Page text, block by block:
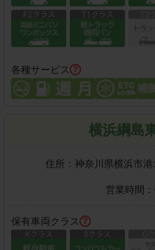
各種サービス
横浜綱島
住所： 神奈川県横浜市
営業時間：
保有車両クラス